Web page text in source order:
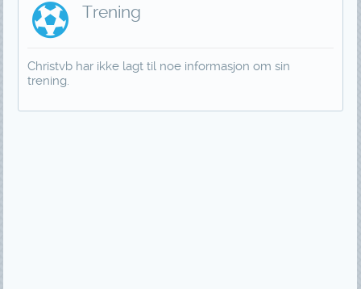
Trening
Christvb har ikke lagt til noe informasjon om sin
trening.